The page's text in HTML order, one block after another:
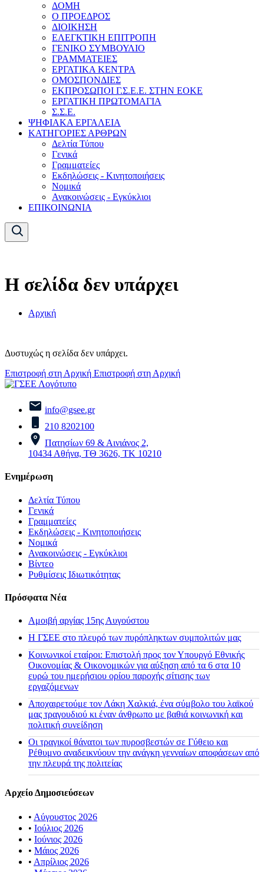
ΔΟΜΗ
Ο ΠΡΟΕΔΡΟΣ
ΔΙΟΙΚΗΣΗ
ΕΛΕΓΚΤΙΚΗ ΕΠΙΤΡΟΠΗ
ΓΕΝΙΚΟ ΣΥΜΒΟΥΛΙΟ
ΓΡΑΜΜΑΤΕΙΕΣ
ΕΡΓΑΤΙΚΑ ΚΕΝΤΡΑ
ΟΜΟΣΠΟΝΔΙΕΣ
ΕΚΠΡΟΣΩΠΟΙ Γ.Σ.Ε.Ε. ΣΤΗΝ ΕΟΚΕ
ΕΡΓΑΤΙΚΗ ΠΡΩΤΟΜΑΓΙΑ
Σ.Σ.Ε.
ΨΗΦΙΑΚΑ ΕΡΓΑΛΕΙΑ
ΚΑΤΗΓΟΡΙΕΣ ΑΡΘΡΩΝ
Δελτία Τύπου
Γενικά
Γραμματείες
Εκδηλώσεις - Κινητοποιήσεις
Νομικά
Ανακοινώσεις - Εγκύκλιοι
ΕΠΙΚΟΙΝΩΝΙΑ
Η σελίδα δεν υπάρχει
Αρχική
Δυστυχώς η σελίδα δεν υπάρχει.
Επιστροφή στη Αρχική Επιστροφή στη Αρχική
info@gsee.gr
210 8202100
Πατησίων 69 & Αινιάνος 2,
10434 Αθήνα, ΤΘ 3626, ΤΚ 10210
Ενημέρωση
Δελτία Τύπου
Γενικά
Γραμματείες
Εκδηλώσεις - Κινητοποιήσεις
Νομικά
Ανακοινώσεις - Εγκύκλιοι
Βίντεο
Ρυθμίσεις Ιδιωτικότητας
Πρόσφατα Νέα
Αμοιβή αργίας 15ης Αυγούστου
H ΓΣΕΕ στο πλευρό των πυρόπληκτων συμπολιτών μας
Κοινωνικοί εταίροι: Επιστολή προς τον Υπουργό Εθνικής
Οικονομίας & Οικονομικών για αύξηση από τα 6 στα 10
ευρώ του ημερήσιου ορίου παροχής σίτισης των
εργαζόμενων
Αποχαιρετούμε τον Λάκη Χαλκιά, ένα σύμβολο του λαϊκού
μας τραγουδιού κι έναν άνθρωπο με βαθιά κοινωνική και
πολιτική συνείδηση
Οι τραγικοί θάνατοι των πυροσβεστών σε Γύθειο και
Ρέθυμνο αναδεικνύουν την ανάγκη γενναίων αποφάσεων από
την πλευρά της πολιτείας
Αρχείο Δημοσιεύσεων
• Αύγουστος 2026
• Ιούλιος 2026
• Ιούνιος 2026
• Μάιος 2026
• Απρίλιος 2026